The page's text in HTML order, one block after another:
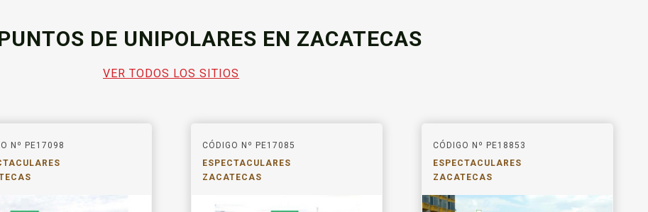
DE UNIPOLARES EN ZACATECAS
VER TODOS LOS SITIOS
Nº PE17098
CÓDIGO Nº PE17085
ESPECTACULARES
ZACATECAS
CÓDIGO Nº PE18853
ESPECTACULARES
ZACATECAS